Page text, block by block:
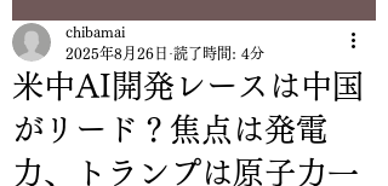
米中AI開発レースは中国
がリード？焦点は発電
力、トランプは原子力一
chibamai
2025年8月26日 読了時間: 4分